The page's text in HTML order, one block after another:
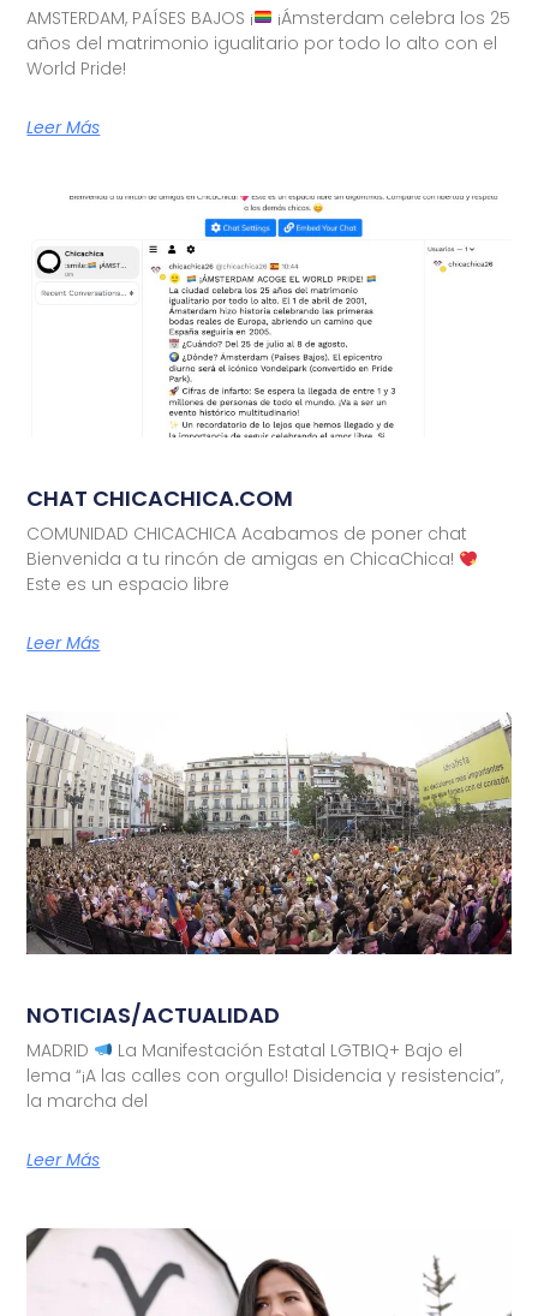
AMSTERDAM, PAÍSES BAJOS ¡
¡Ámsterdam celebra los 25
años del matrimonio igualitario por todo lo alto con el
World Pride!
Leer Más
CHAT CHICACHICA.COM
COMUNIDAD CHICACHICA Acabamos de poner chat
Bienvenida a tu rincón de amigas en ChicaChica!
Este es un espacio libre
Leer Más
NOTICIAS/ACTUALIDAD
MADRID
La Manifestación Estatal LGTBIQ+ Bajo el
lema “¡A las calles con orgullo! Disidencia y resistencia”,
la marcha del
Leer Más